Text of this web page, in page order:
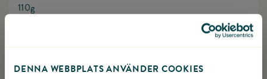
DENNA WEBBPLATS ANVÄNDER COOKIES
110g